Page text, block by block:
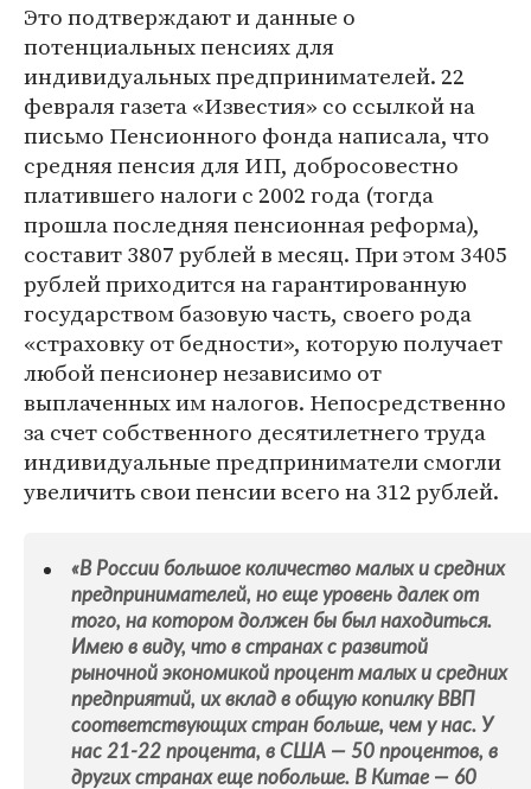
Это подтверждают и данные о
потенциальных пенсиях для
индивидуальных предпринимателей. 22
февраля газета «Известия» со ссылкой на
письмо Пенсионного фонда написала, что
средняя пенсия для ИП, добросовестно
платившего налоги с 2002 года (тогда
прошла последняя пенсионная реформа),
составит 3807 рублей в месяц. При этом 3405
рублей приходится на гарантированную
государством базовую часть, своего рода
«страховку от бедности», которую получает
любой пенсионер независимо от
выплаченных им налогов. Непосредственно
за счет собственного десятилетнего труда
индивидуальные предприниматели смогли
увеличить свои пенсии всего на 312 рублей.
«В России большое количество малых и средних
предпринимателей, но еще уровень далек от
того, на котором должен бы был находиться.
Имею в виду, что в странах с развитой
рыночной экономикой процент малых и средних
предприятий, их вклад в общую копилку ВВП
соответствующих стран больше, чем у нас. У
нас 21-22 процента, в США — 50 процентов, в
других странах еще побольше. В Китае — 60